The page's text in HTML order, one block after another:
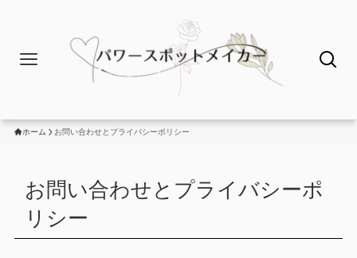
ホーム お問い合わせとプライバシーポリシー
お問い合わせとプライバシーポ
リシー